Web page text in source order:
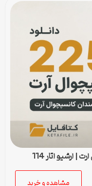
دانلود مجموعه 2254 اثر کانسپچوال آرت | آرشیو آثار 114
مشاهده و خرید